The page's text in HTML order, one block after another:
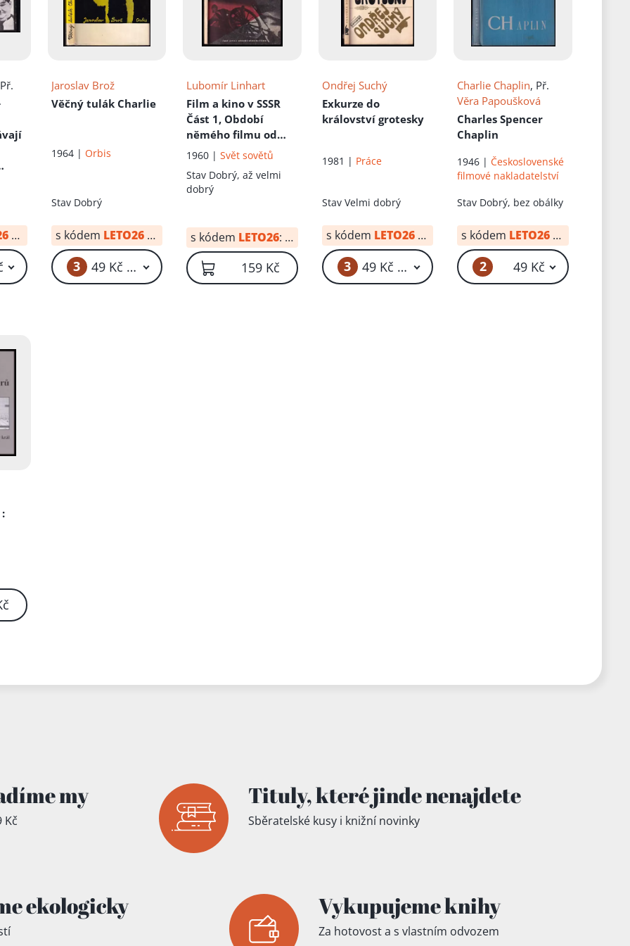
od: 10 Kč
Jaroslav Brož
Věčný tulák Charlie
1964 | Orbis
Stav Dobrý
s kódem LETO26 od: 34 Kč
3 49 Kč – 59 Kč
Lubomír Linhart
Film a kino v SSSR
Část 1, Období
němého filmu od
roku 1896 až do
začátku třicátých
let. : Období
němého filmu : od
začátku třicátých let
- Část první
1960 |Svět sovětů
Stav Dobrý, až velmi
dobrý
s kódem LETO26: 64 Kč
159 Kč
Ondřej Suchý
Exkurze do
království grotesky
1981 | Práce
Stav Velmi dobrý
s kódem LETO26 od: 34 Kč
3 49 Kč – 59 Kč
Charlie Chaplin, Př.
Věra Papoušková
Charles Spencer
Chaplin
1946 |Československé
filmové nakladatelství
Stav Dobrý, bez obálky
s kódem LETO26 od:
2 49 Kč
:
my
Kč
Tituly,které jindenenajdete
Sběratelské kusy i knižní novinky
ekologicky Vykupujeme knihy
Za hotovost a s vlastním odvozem